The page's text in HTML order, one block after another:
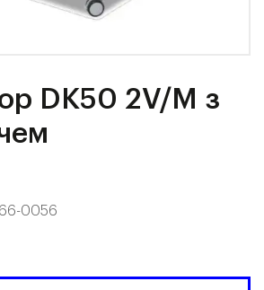
DK50 2V/M з
0056